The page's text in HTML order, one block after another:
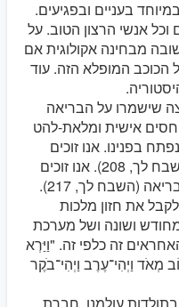
בעניים ובפגיעים.
אנשי הרצון הטוב. על
מבחינה אקולוגית אם
הכוכב המופלא הזה. עוד
שישמרו על הבריאה
אישית ומלאת-להט
בפנינו. אנו זוכים
לחסד לצאת אל מחוץ לעצמנו (השבח לך, 208). אנו זוכים
לכוחות מחודשים לדאוג לזולת ולבריאה (השבח לך, 217).
את חזון מלכות
ושונה ושל מערכת
זה כלפי זה. "וַיַּרְא
וַיְהִי־עֶרֶב וַיְהִי־בֹקֶר